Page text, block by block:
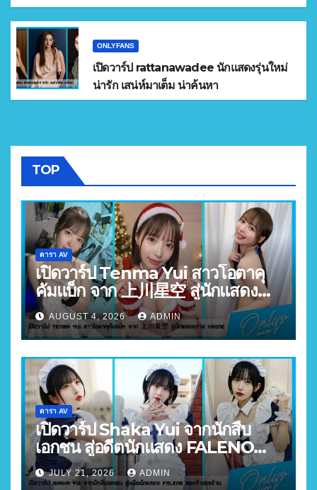
ONLYFANS
เปิดวาร์ป rattanawadee นักแสดงรุ่นใหม่
น่ารัก เสน่ห์มาเต็ม น่าค้นหา
TOP
ดารา AV
เปิดวาร์ป Tenma Yui สาวโอตาคุ
คัมแบ็ก จาก 上川星空 สู่นักแสดง
ค่าย Krone
AUGUST 4, 2026 ADMIN
ดารา AV
เปิดวาร์ป Shaka Yui จากนักสืบ
เอกชน สู่อดีตนักแสดง FALENO
และเจ้าของร้าน
JULY 21, 2026 ADMIN